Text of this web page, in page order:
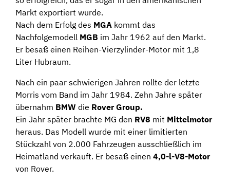
Markt exportiert wurde.
Nach dem Erfolg des MGA kommt das
Nachfolgemodell MGB im Jahr 1962 auf den Markt.
Er besaß einen Reihen-Vierzylinder-Motor mit 1,8
Liter Hubraum.
Nach ein paar schwierigen Jahren rollte der letzte
Morris vom Band im Jahr 1984. Zehn Jahre später
übernahm BMW die Rover Group.
Ein Jahr später brachte MG den RV8 mit Mittelmotor
heraus. Das Modell wurde mit einer limitierten
Stückzahl von 2.000 Fahrzeugen ausschließlich im
Heimatland verkauft. Er besaß einen 4,0-l-V8-Motor
von Rover.